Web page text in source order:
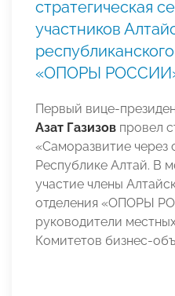
стратегическая
участников
«ОПОРЫ
Первый вице-
Азат Газизов провел
«Саморазвитие через
Республике Алтай. В
участие члены
отделения «ОПОРЫ
руководители
Комитетов бизнес-